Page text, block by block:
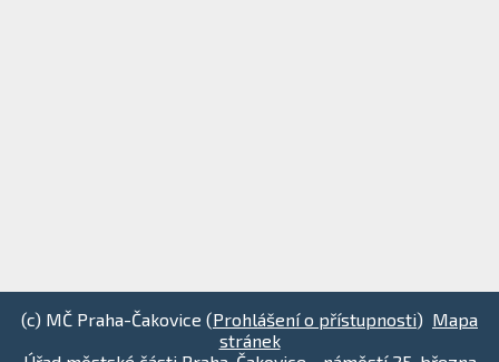
(c) MČ Praha-Čakovice (Prohlášení o přístupnosti) Mapa
stránek